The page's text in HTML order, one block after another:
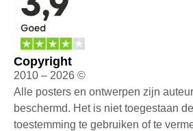
Copyright
2010 – 2026 ©
Alle posters en ontwerpen zijn
beschermd. Het is niet toegestaan
toestemming te gebruiken of te